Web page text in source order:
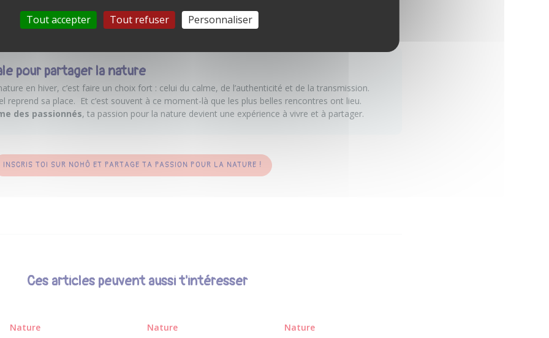
ton métier unique
pour partager la nature
en hiver, c’est faire un choix fort : celui du calme, de l’authenticité et de la transmission.
reprend sa place. Et c’est souvent à ce moment-là que les plus belles rencontres ont lieu.
des passionnés, ta passion pour la nature devient une expérience à vivre et à partager.
INSCRIS TOI SUR NOHÔ ET PARTAGE TA PASSION POUR LA NATURE !
Ces articles peuvent aussi t'intéresser
Nature Nature Nature
Tout accepter Tout refuser Personnaliser